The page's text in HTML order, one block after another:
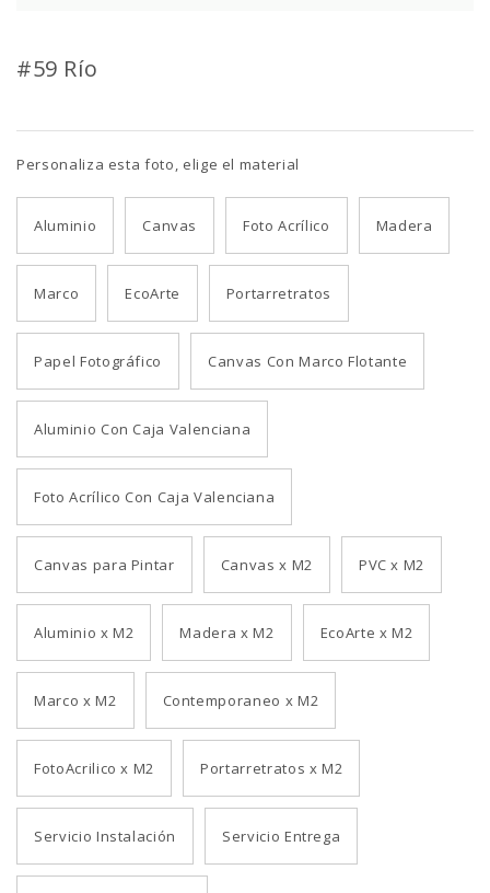
#59 Río
Personaliza esta foto, elige el material
Aluminio Canvas Foto Acrílico Madera
Marco EcoArte Portarretratos
Papel Fotográfico Canvas Con Marco Flotante
Aluminio Con Caja Valenciana
Foto Acrílico Con Caja Valenciana
Canvas para Pintar Canvas x M2 PVC x M2
Aluminio x M2 Madera x M2 EcoArte x M2
Marco x M2 Contemporaneo x M2
FotoAcrilico x M2 Portarretratos x M2
Servicio Instalación Servicio Entrega